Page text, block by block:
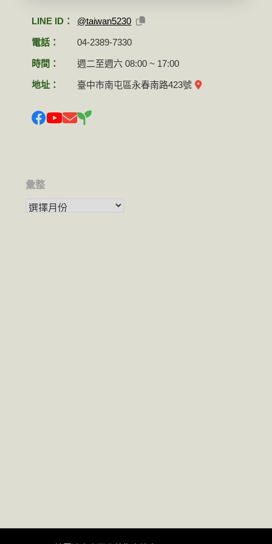
LINE ID： @taiwan5230
電話： 04-2389-7330
時間： 週二至週六 08:00 ~ 17:00
地址： 臺中市南屯區永春南路423號
彙整
彙整